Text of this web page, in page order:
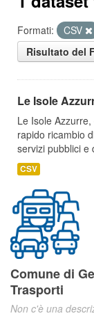
Formati: CSV
Risultato del
Le Isole
Le Isole
rapido ricambio
servizi pubblici e
CSV
Comune di
Trasporti
Non c'è una